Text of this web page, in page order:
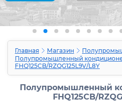
Контакты
Главная Магазин
Полупромышленный
FHQ125CB/RZQG125L9V/L8Y
Полупромышленный
FHQ125CB/